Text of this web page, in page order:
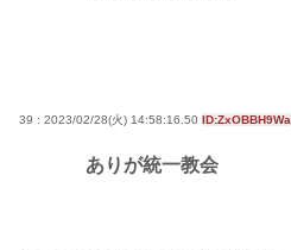
39 : 2023/02/28(火) 14:58:16.50 ID:ZxOBBH9Wa
ありが統一教会